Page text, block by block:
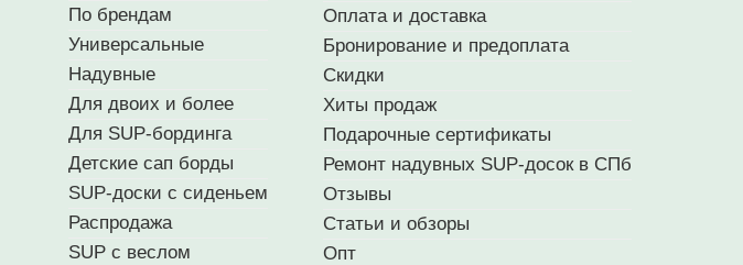
По брендам
Универсальные
Надувные
Для двоих и более
Для SUP-бординга
Детские сап борды
SUP-доски с сиденьем
Распродажа
SUP с веслом
Оплата и доставка
Бронирование и предоплата
Скидки
Хиты продаж
Подарочные сертификаты
Ремонт надувных SUP-досок в СПб
Отзывы
Статьи и обзоры
Опт